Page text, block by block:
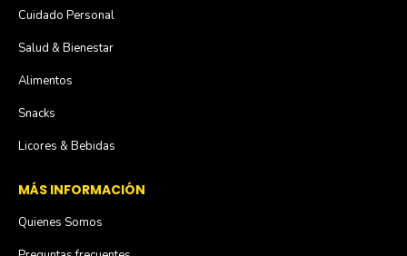
Cuidado Personal
Salud & Bienestar
Alimentos
Snacks
Licores & Bebidas
MÁS INFORMACIÓN
Quienes Somos